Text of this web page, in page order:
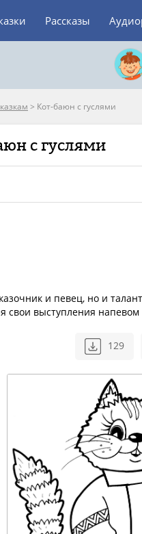
Рассказы
> Кот-баюн с гуслями
с гуслями
и певец, но и
свои выступления
129